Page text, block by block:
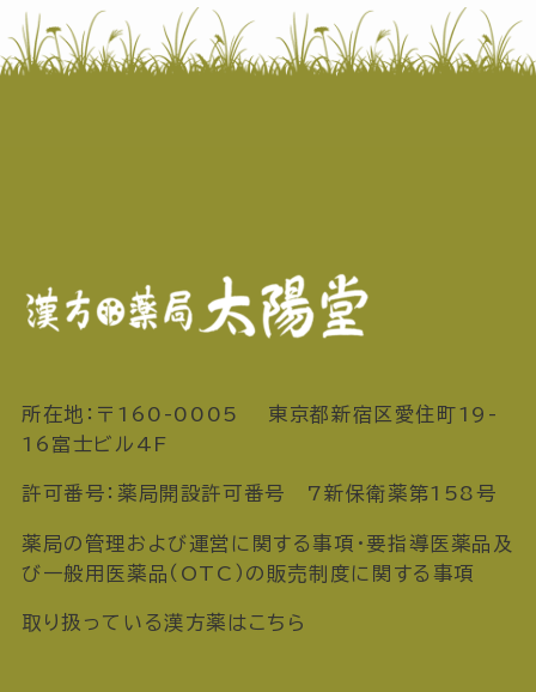
所在地：〒160-0005 東京都新宿区愛住町19-
16富士ビル4F
許可番号：薬局開設許可番号 7新保衛薬第158号
薬局の管理および運営に関する事項・要指導医薬品及
び一般用医薬品（OTC）の販売制度に関する事項
取り扱っている漢方薬はこちら